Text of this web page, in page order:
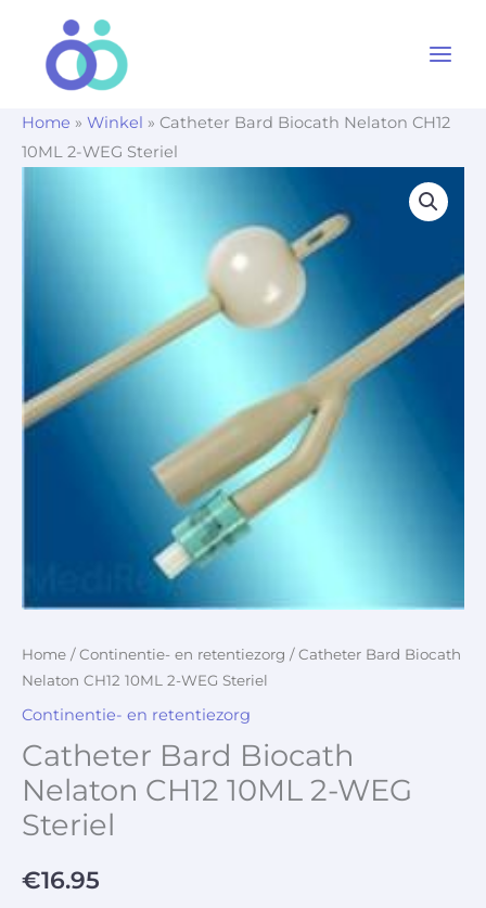
Home » Winkel » Catheter Bard Biocath Nelaton CH12
10ML 2-WEG Steriel
Home /Continentie- en retentiezorg / Catheter Bard Biocath
Nelaton CH12 10ML 2-WEG Steriel
Continentie- en retentiezorg
Catheter Bard Biocath
Nelaton CH12 10ML 2-WEG
Steriel
€16.95